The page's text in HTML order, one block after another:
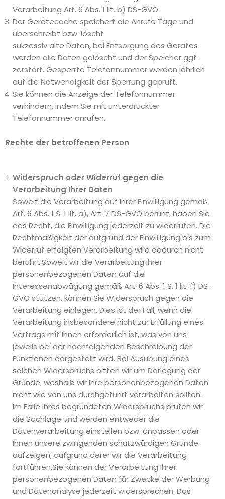
Verarbeitung Art. 6 Abs. 1 lit. b) DS-GVO.
Der Gerätecache speichert die Anrufe Tage und
überschreibt bzw. löscht
sukzessiv alte Daten, bei Entsorgung des Gerätes
werden alle Daten gelöscht und der Speicher ggf.
zerstört. Gesperrte Telefonnummer werden jährlich
auf die Notwendigkeit der Sperrung geprüft.
Sie können die Anzeige der Telefonnummer
verhindern, indem Sie mit unterdrückter
Telefonnummer anrufen.
Rechte der betroffenen Person
Widerspruch oder Widerruf gegen die
Verarbeitung Ihrer Daten
Soweit die Verarbeitung auf Ihrer Einwilligung gemäß
Art. 6 Abs. 1 S. 1 lit. a), Art. 7 DS-GVO beruht, haben Sie
das Recht, die Einwilligung jederzeit zu widerrufen. Die
Rechtmäßigkeit der aufgrund der Einwilligung bis zum
Widerruf erfolgten Verarbeitung wird dadurch nicht
berührt.Soweit wir die Verarbeitung Ihrer
personenbezogenen Daten auf die
Interessenabwägung gemäß Art. 6 Abs. 1 S. 1 lit. f) DS-
GVO stützen, können Sie Widerspruch gegen die
Verarbeitung einlegen. Dies ist der Fall, wenn die
Verarbeitung insbesondere nicht zur Erfüllung eines
Vertrags mit Ihnen erforderlich ist, was von uns
jeweils bei der nachfolgenden Beschreibung der
Funktionen dargestellt wird. Bei Ausübung eines
solchen Widerspruchs bitten wir um Darlegung der
Gründe, weshalb wir Ihre personenbezogenen Daten
nicht wie von uns durchgeführt verarbeiten sollten.
Im Falle Ihres begründeten Widerspruchs prüfen wir
die Sachlage und werden entweder die
Datenverarbeitung einstellen bzw. anpassen oder
Ihnen unsere zwingenden schutzwürdigen Gründe
aufzeigen, aufgrund derer wir die Verarbeitung
fortführen.Sie können der Verarbeitung Ihrer
personenbezogenen Daten für Zwecke der Werbung
und Datenanalyse jederzeit widersprechen. Das